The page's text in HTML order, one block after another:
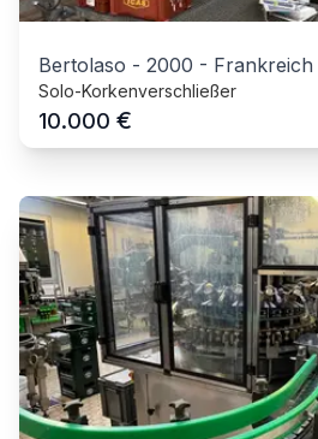
Bertolaso - 2000 - Frankreich
Solo-Korkenverschließer
10.000 €